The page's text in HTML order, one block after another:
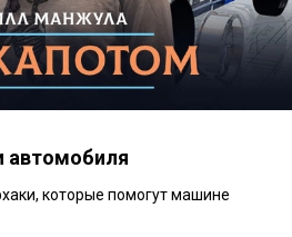
автомобиля
которые помогут машине